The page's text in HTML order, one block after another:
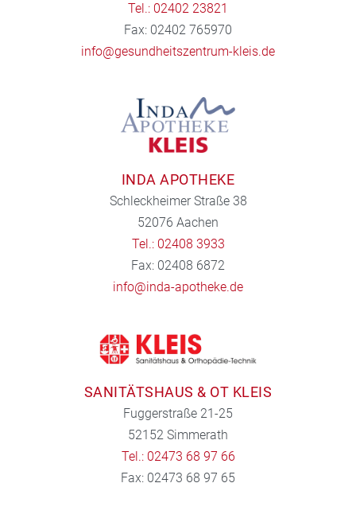
Tel.: 02402 23821
Fax: 02402 765970
info@gesundheitszentrum-kleis.de
INDA APOTHEKE
Schleckheimer Straße 38
52076 Aachen
Tel.: 02408 3933
Fax: 02408 6872
info@inda-apotheke.de
SANITÄTSHAUS & OT KLEIS
Fuggerstraße 21-25
52152 Simmerath
Tel.: 02473 68 97 66
Fax: 02473 68 97 65